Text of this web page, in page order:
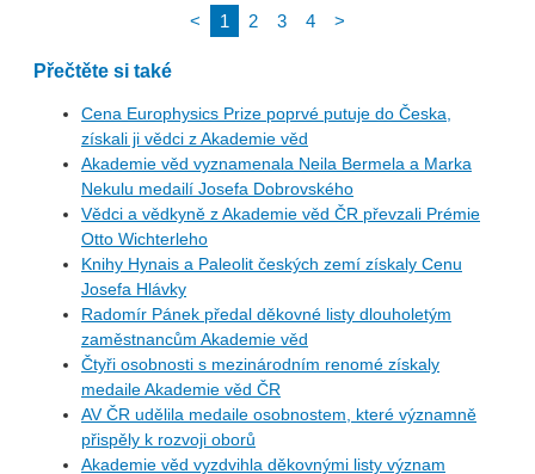
< 1 2 3 4 >
Přečtěte si také
Cena Europhysics Prize poprvé putuje do Česka,
získali ji vědci z Akademie věd
Akademie věd vyznamenala Neila Bermela a Marka
Nekulu medailí Josefa Dobrovského
Vědci a vědkyně z Akademie věd ČR převzali Prémie
Otto Wichterleho
Knihy Hynais a Paleolit českých zemí získaly Cenu
Josefa Hlávky
Radomír Pánek předal děkovné listy dlouholetým
zaměstnancům Akademie věd
Čtyři osobnosti s mezinárodním renomé získaly
medaile Akademie věd ČR
AV ČR udělila medaile osobnostem, které významně
přispěly k rozvoji oborů
Akademie věd vyzdvihla děkovnými listy význam